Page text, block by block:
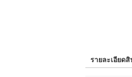
รายละเอียด